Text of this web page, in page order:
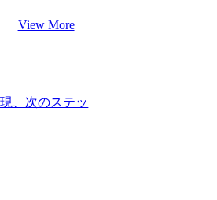
アピールでき
年収が大幅に
ません。非常
万円になり
幸いにもシニア
この1年でマネ
可能性がある
でコンサルタ
職活動を始め
までという記
そのような状
が関わってき
かといった業
View More
、次のステッ